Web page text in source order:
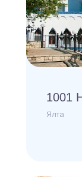
1001
Ялта